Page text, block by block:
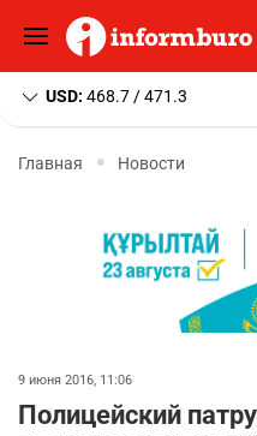
USD: 468.7 / 471.3
Главная Новости
9 июня 2016, 11:06
Полицейский